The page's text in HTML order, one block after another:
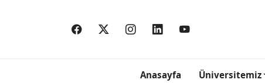
Anasayfa Üniversitemiz